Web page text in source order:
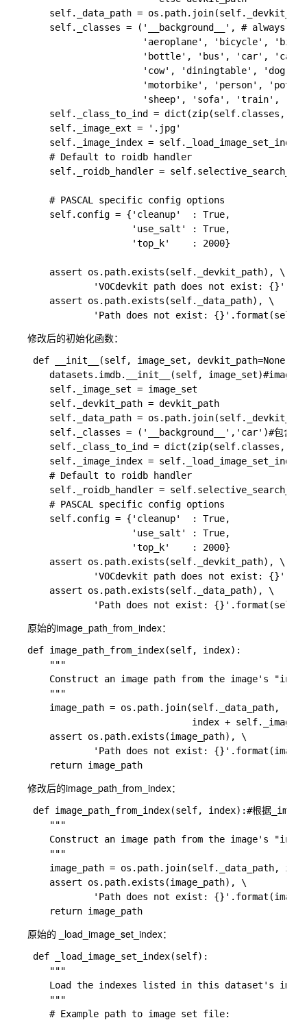
self._data_path =
self._classes = ('__background__', # always
'aeroplane', 'bicycle',
'bottle', 'bus', 'car',
'cow', 'diningtable', 'dog',
'motorbike', 'person',
'sheep', 'sofa', 'train',
self._class_to_ind = dict(zip(self.classes,
    self._image_ext = '.jpg'
self._image_index =
    # Default to roidb handler
self._roidb_handler =
    # PASCAL specific config options
    self.config = {'cleanup'  : True,
                   'use_salt' : True,
                   'top_k'    : 2000}
    assert os.path.exists(self._devkit_path), \
'VOCdevkit path does not exist:
    assert os.path.exists(self._data_path), \
修改后的初始化函数：
def __init__(self, image_set, devkit_path=None):
datasets.imdb.__init__(self,
    self._image_set = image_set
    self._devkit_path = devkit_path
self._data_path =
self._classes = ('__background__','car')#包含的
self._class_to_ind = dict(zip(self.classes,
self._image_index =
    # Default to roidb handler
self._roidb_handler =
    # PASCAL specific config options
    self.config = {'cleanup'  : True,
                   'use_salt' : True,
                   'top_k'    : 2000}
    assert os.path.exists(self._devkit_path), \
'VOCdevkit path does not exist:
    assert os.path.exists(self._data_path), \
原始的image_path_from_index：
def image_path_from_index(self, index):
    """
Construct an image path from the image's
    """
image_path = os.path.join(self._data_path,
index +
    assert os.path.exists(image_path), \
'Path does not exist:
修改后的image_path_from_index：
def image_path_from_index(self, index):#根据
    """
Construct an image path from the image's
    """
image_path = os.path.join(self._data_path,
    assert os.path.exists(image_path), \
'Path does not exist:
原始的 _load_image_set_index：
def _load_image_set_index(self):
    """
Load the indexes listed in this dataset's
    """
    # Example path to image set file: